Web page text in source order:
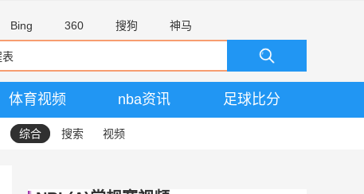
Bing 360 搜狗 神马
体育视频 nba资讯 足球比分
综合 搜索 视频